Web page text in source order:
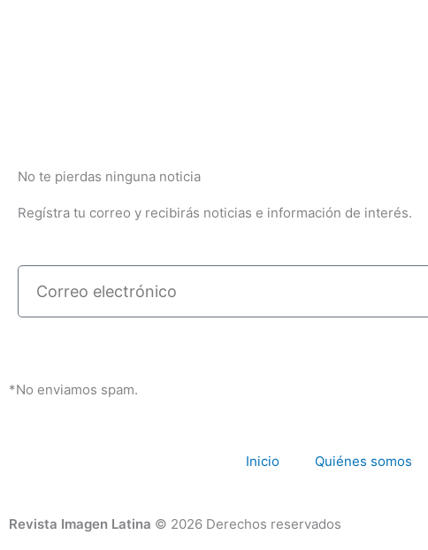
No te pierdas ninguna noticia
Regístra tu correo y recibirás noticias e información de interés.
Correo
electrónico
*No enviamos spam.
Inicio Quiénes somos
Revista Imagen Latina © 2026 Derechos reservados